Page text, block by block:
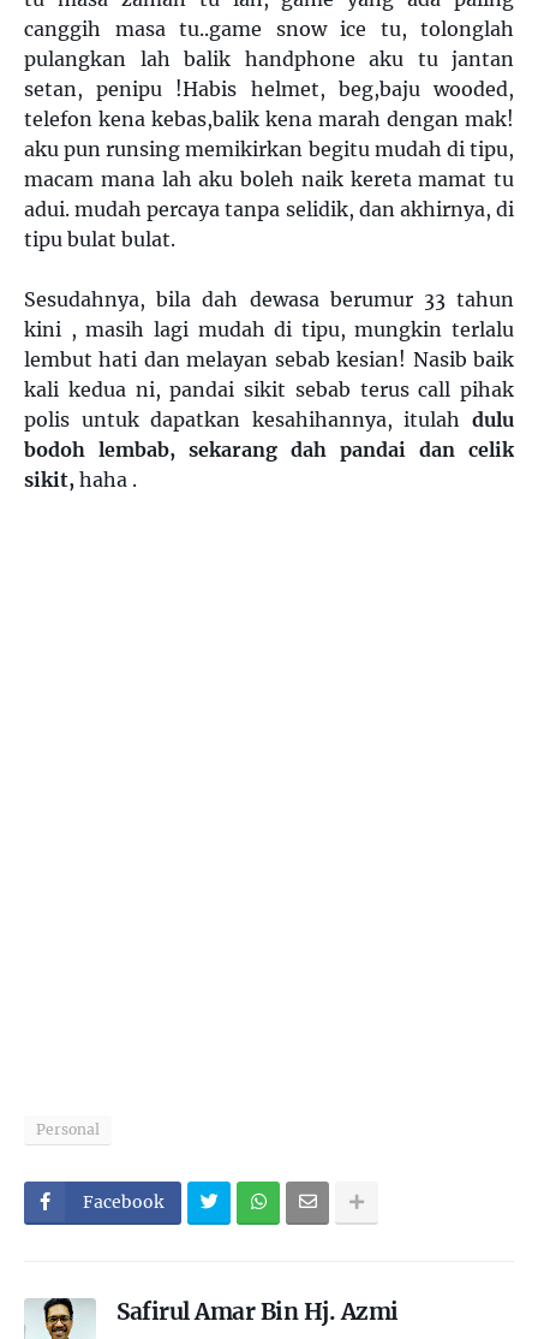
canggih masa tu..game snow ice tu, tolonglah
pulangkan lah balik handphone aku tu jantan
setan, penipu !Habis helmet, beg,baju wooded,
telefon kena kebas,balik kena marah dengan mak!
aku pun runsing memikirkan begitu mudah di tipu,
macam mana lah aku boleh naik kereta mamat tu
adui. mudah percaya tanpa selidik, dan akhirnya, di
tipu bulat bulat.
Sesudahnya, bila dah dewasa berumur 33 tahun
kini , masih lagi mudah di tipu, mungkin terlalu
lembut hati dan melayan sebab kesian! Nasib baik
kali kedua ni, pandai sikit sebab terus call pihak
polis untuk dapatkan kesahihannya, itulah dulu
bodoh lembab, sekarang dah pandai dan celik
sikit, haha .
Personal
Facebook
Safirul Amar Bin Hj. Azmi